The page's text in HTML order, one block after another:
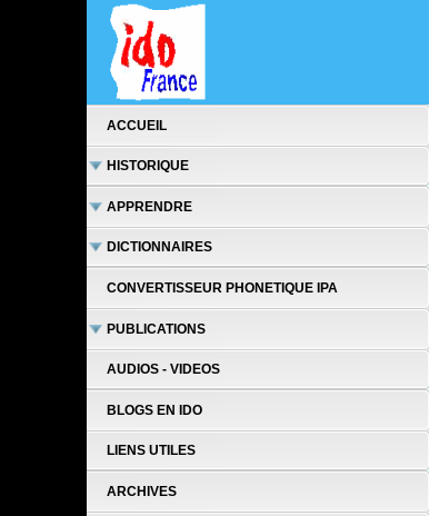
ACCUEIL
HISTORIQUE
APPRENDRE
DICTIONNAIRES
CONVERTISSEUR PHONETIQUE IPA
PUBLICATIONS
AUDIOS - VIDEOS
BLOGS EN IDO
LIENS UTILES
ARCHIVES